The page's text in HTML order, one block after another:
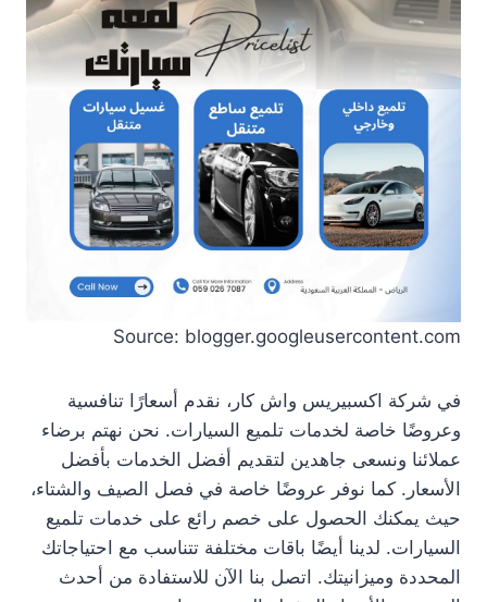
Source: blogger.googleusercontent.com
في شركة اكسبيريس واش كار، نقدم أسعارًا تنافسية
وعروضًا خاصة لخدمات تلميع السيارات. نحن نهتم برضاء
عملائنا ونسعى جاهدين لتقديم أفضل الخدمات بأفضل
الأسعار. كما نوفر عروضًا خاصة في فصل الصيف والشتاء،
حيث يمكنك الحصول على خصم رائع على خدمات تلميع
السيارات. لدينا أيضًا باقات مختلفة تتناسب مع احتياجاتك
المحددة وميزانيتك. اتصل بنا الآن للاستفادة من أحدث